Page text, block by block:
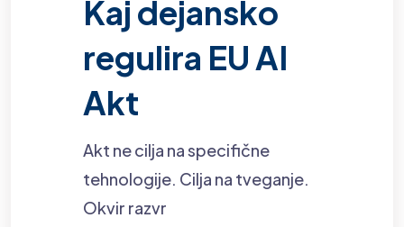
Kaj dejansko
regulira EU AI
Akt
Akt ne cilja na specifične
tehnologije. Cilja na tveganje.
Okvir razvr